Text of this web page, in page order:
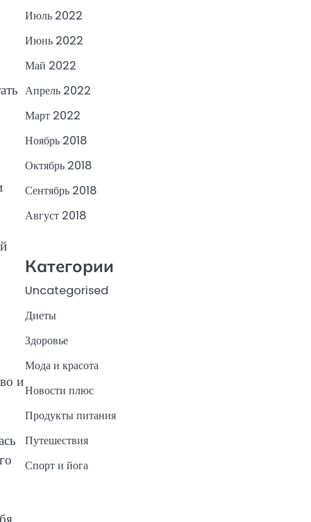
и
Июль 2022
Июнь 2022
Май 2022
Апрель 2022
Март 2022
Ноябрь 2018
Октябрь 2018
Сентябрь 2018
Август 2018
Категории
Uncategorised
Диеты
Здоровье
Мода и красота
Новости плюс
Продукты питания
Путешествия
Спорт и йога